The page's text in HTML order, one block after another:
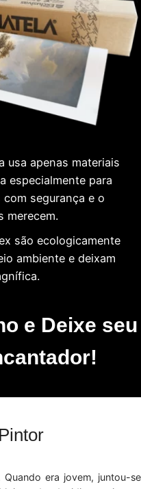
usa apenas materiais
especialmente para
segurança e o
merecem.
são ecologicamente
ambiente e deixam
e Deixe seu
era jovem, juntou-se